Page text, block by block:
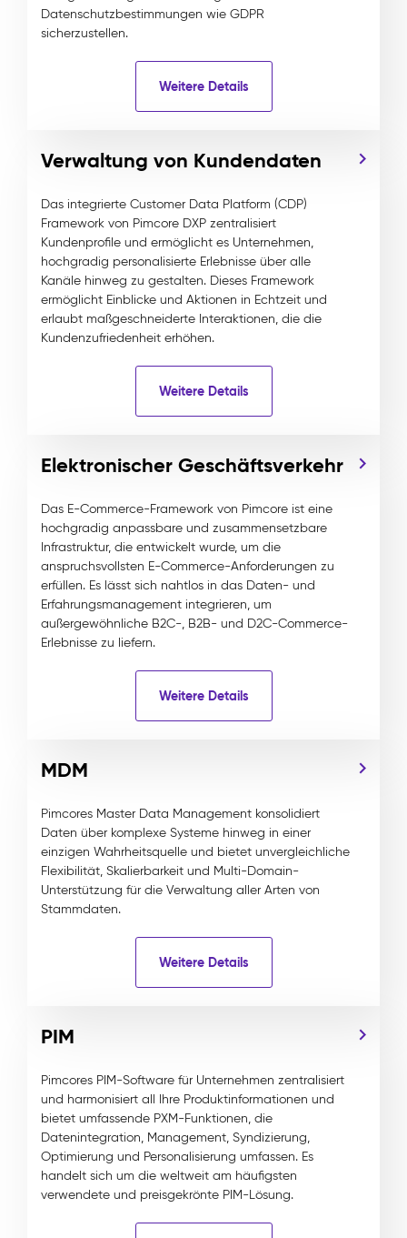
Datenschutzbestimmungen wie GDPR
sicherzustellen.
Weitere Details
Verwaltung von Kundendaten
Das integrierte Customer Data Platform (CDP)
Framework von Pimcore DXP zentralisiert
Kundenprofile und ermöglicht es Unternehmen,
hochgradig personalisierte Erlebnisse über alle
Kanäle hinweg zu gestalten. Dieses Framework
ermöglicht Einblicke und Aktionen in Echtzeit und
erlaubt maßgeschneiderte Interaktionen, die die
Kundenzufriedenheit erhöhen.
Weitere Details
Elektronischer Geschäftsverkehr
Das E-Commerce-Framework von Pimcore ist eine
hochgradig anpassbare und zusammensetzbare
Infrastruktur, die entwickelt wurde, um die
anspruchsvollsten E-Commerce-Anforderungen zu
erfüllen. Es lässt sich nahtlos in das Daten- und
Erfahrungsmanagement integrieren, um
außergewöhnliche B2C-, B2B- und D2C-Commerce-
Erlebnisse zu liefern.
Weitere Details
MDM
Pimcores Master Data Management konsolidiert
Daten über komplexe Systeme hinweg in einer
einzigen Wahrheitsquelle und bietet unvergleichliche
Flexibilität, Skalierbarkeit und Multi-Domain-
Unterstützung für die Verwaltung aller Arten von
Stammdaten.
Weitere Details
PIM
Pimcores PIM-Software für Unternehmen zentralisiert
und harmonisiert all Ihre Produktinformationen und
bietet umfassende PXM-Funktionen, die
Datenintegration, Management, Syndizierung,
Optimierung und Personalisierung umfassen. Es
handelt sich um die weltweit am häufigsten
verwendete und preisgekrönte PIM-Lösung.